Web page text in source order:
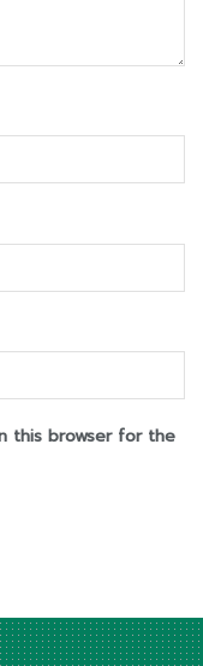
this browser for the